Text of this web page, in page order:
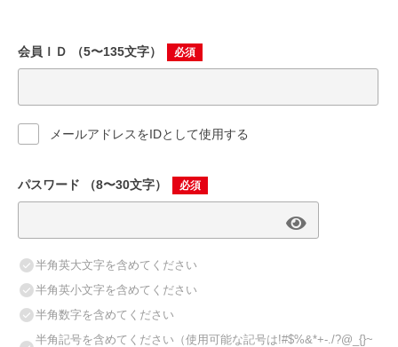
建物名・部屋番号
-
会員ＩＤ （5〜135文字） 必須
メールアドレスをIDとして使用する
パスワード （8〜30文字） 必須
半角英大文字を含めてください
半角英小文字を含めてください
半角数字を含めてください
半角記号を含めてください（使用可能な記号は!#$%&*+-./?@_{}~